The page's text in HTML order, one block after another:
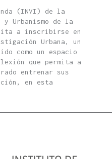
(INVI) de la
Urbanismo de la
a inscribirse en
Urbana, un
como un espacio
que permita a
entrenar sus
en esta